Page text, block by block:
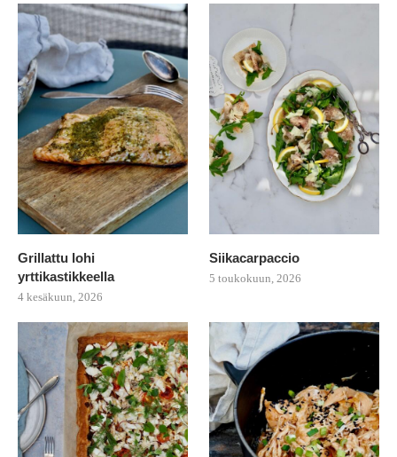
Grillattu lohi
yrttikastikkeella
4 kesäkuun, 2026
Siikacarpaccio
5 toukokuun, 2026